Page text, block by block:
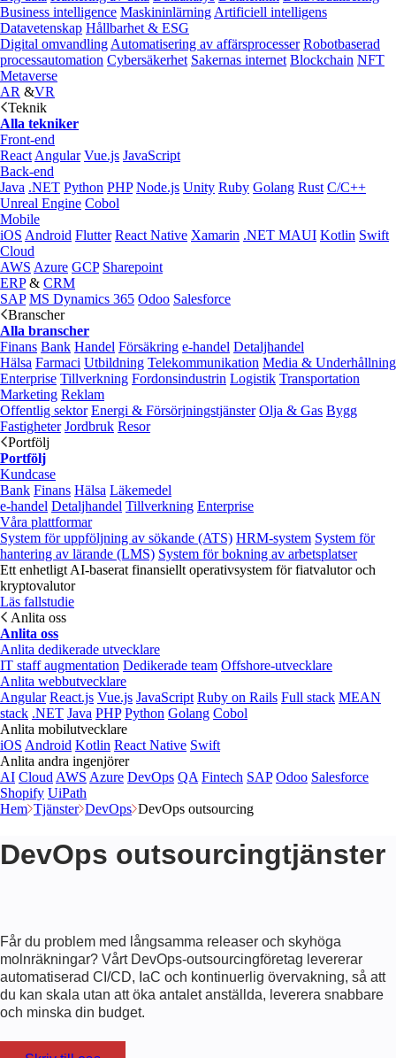
Business intelligence Maskininlärning Artificiell intelligens
Datavetenskap Hållbarhet & ESG
Digital omvandling Automatisering av affärsprocesser Robotbaserad
processautomation Cybersäkerhet Sakernas internet Blockchain NFT
Metaverse
AR &VR
Teknik
Alla tekniker
Front-end
React Angular Vue.js JavaScript
Back-end
Java .NET Python PHP Node.js Unity Ruby Golang Rust C/C++
Unreal Engine Cobol
Mobile
iOS Android Flutter React Native Xamarin .NET MAUI Kotlin Swift
Cloud
AWS Azure GCP Sharepoint
ERP& CRM
SAP MS Dynamics 365 Odoo Salesforce
Branscher
Alla branscher
Finans Bank Handel Försäkring e‑handel Detaljhandel
Hälsa Farmaci Utbildning Telekommunikation Media & Underhållning
Enterprise Tillverkning Fordonsindustrin Logistik Transportation
Marketing Reklam
Offentlig sektor Energi & Försörjningstjänster Olja & Gas Bygg
Fastigheter Jordbruk Resor
Portfölj
Portfölj
Kundcase
Bank Finans Hälsa Läkemedel
e‑handel Detaljhandel Tillverkning Enterprise
Våra plattformar
System för uppföljning av sökande (ATS) HRM-system System för
hantering av lärande (LMS) System för bokning av arbetsplatser
Ett enhetligt AI-baserat finansiellt operativsystem för fiatvalutor och
kryptovalutor
Läs fallstudie
Anlita oss
Anlita oss
Anlita dedikerade utvecklare
IT staff augmentation Dedikerade team Offshore-utvecklare
Anlita webbutvecklare
Angular React.js Vue.js JavaScript Ruby on Rails Full stack MEAN
stack .NET Java PHP Python Golang Cobol
Anlita mobilutvecklare
iOS Android Kotlin React Native Swift
Anlita andra ingenjörer
AI Cloud AWS Azure DevOps QA Fintech SAP Odoo Salesforce
Shopify UiPath
Hem Tjänster DevOps DevOps outsourcing
DevOps outsourcingtjänster
Får du problem med långsamma releaser och skyhöga
molnräkningar? VårtDevOps-outsourcingföretag levererar
automatiserad CI/CD, IaC och kontinuerlig övervakning, så att
du kan skala utan att öka antalet anställda, leverera snabbare
och minska din budget.